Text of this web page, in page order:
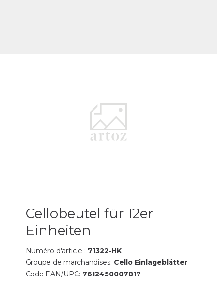
Cellobeutel für 12er
Einheiten
Numéro d'article : 71322-HK
Groupe de marchandises: Cello Einlageblätter
Code EAN/UPC: 7612450007817